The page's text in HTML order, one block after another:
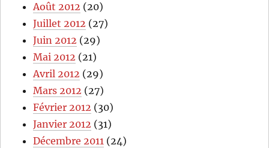
Août 2012 (20)
Juillet 2012 (27)
Juin 2012 (29)
Mai 2012 (21)
Avril 2012 (29)
Mars 2012 (27)
Février 2012 (30)
Janvier 2012 (31)
Décembre 2011 (24)